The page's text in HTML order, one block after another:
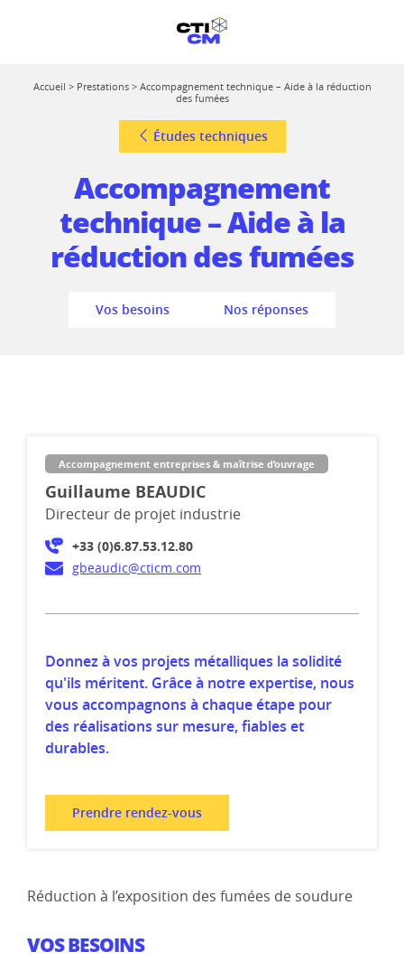
Accueil > Prestations> Accompagnement technique – Aide à la réduction
des fumées
Études techniques
Accompagnement
technique – Aide à la
réduction des fumées
Vos besoins Nos réponses
Réduction à l’exposition des fumées de soudure
VOS BESOINS
Accompagnement entreprises & maîtrise d’ouvrage
Guillaume BEAUDIC
Directeur de projet industrie
+33 (0)6.87.53.12.80
gbeaudic@cticm.com
Donnez à vos projets métalliques la solidité
qu'ils méritent. Grâce à notre expertise, nous
vous accompagnons à chaque étape pour
des réalisations sur mesure, fiables et
durables.
Prendre rendez-vous